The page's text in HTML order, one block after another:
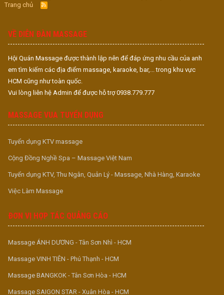
Trang chủ
R
S
VỀ DIỄN ĐÀN MASSAGE
Hội Quán Massage được thành lập nên để đáp ứng nhu cầu của anh
em tìm kiếm các địa điểm massage, karaoke, bar,... trong khu vực
HCM cũng như toàn quốc.
Vui lòng liên hệ Admin để được hỗ trợ 0938.779.777
MASSAGE VUA TUYỂN DỤNG
Tuyển dụng KTV massage
Cộng Đồng Nghề Spa – Massage Việt Nam
Tuyển dụng KTV, Thu Ngân, Quản Lý - Massage, Nhà Hàng, Karaoke
Việc Làm Massage
ĐƠN VỊ HỢP TÁC QUẢNG CÁO
Massage ÁNH DƯƠNG - Tân Sơn Nhì - HCM
Massage VINH TIÊN - Phú Thạnh - HCM
Massage BANGKOK - Tân Sơn Hòa - HCM
Massage SAIGON STAR - Xuân Hòa - HCM